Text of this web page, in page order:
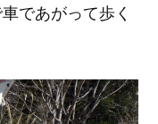
であがって歩く